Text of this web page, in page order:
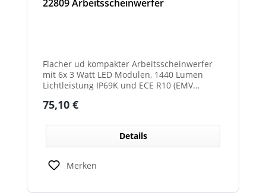
22809 Arbeitsscheinwerfer
Flacher ud kompakter Arbeitsscheinwerfer
mit 6x 3 Watt LED Modulen, 1440 Lumen
Lichtleistung IP69K und ECE R10 (EMV
Scheinwerfer auch über eine ECE R23
Rückfahrscheinwerfer im Geltungsbereich
der StVO zugelassen.
Regulärer Preis:
75,10 €
Details
Merken